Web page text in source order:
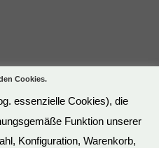
Cookies.
essenzielle Cookies), die
Funktion unserer
Konfiguration, Warenkorb,